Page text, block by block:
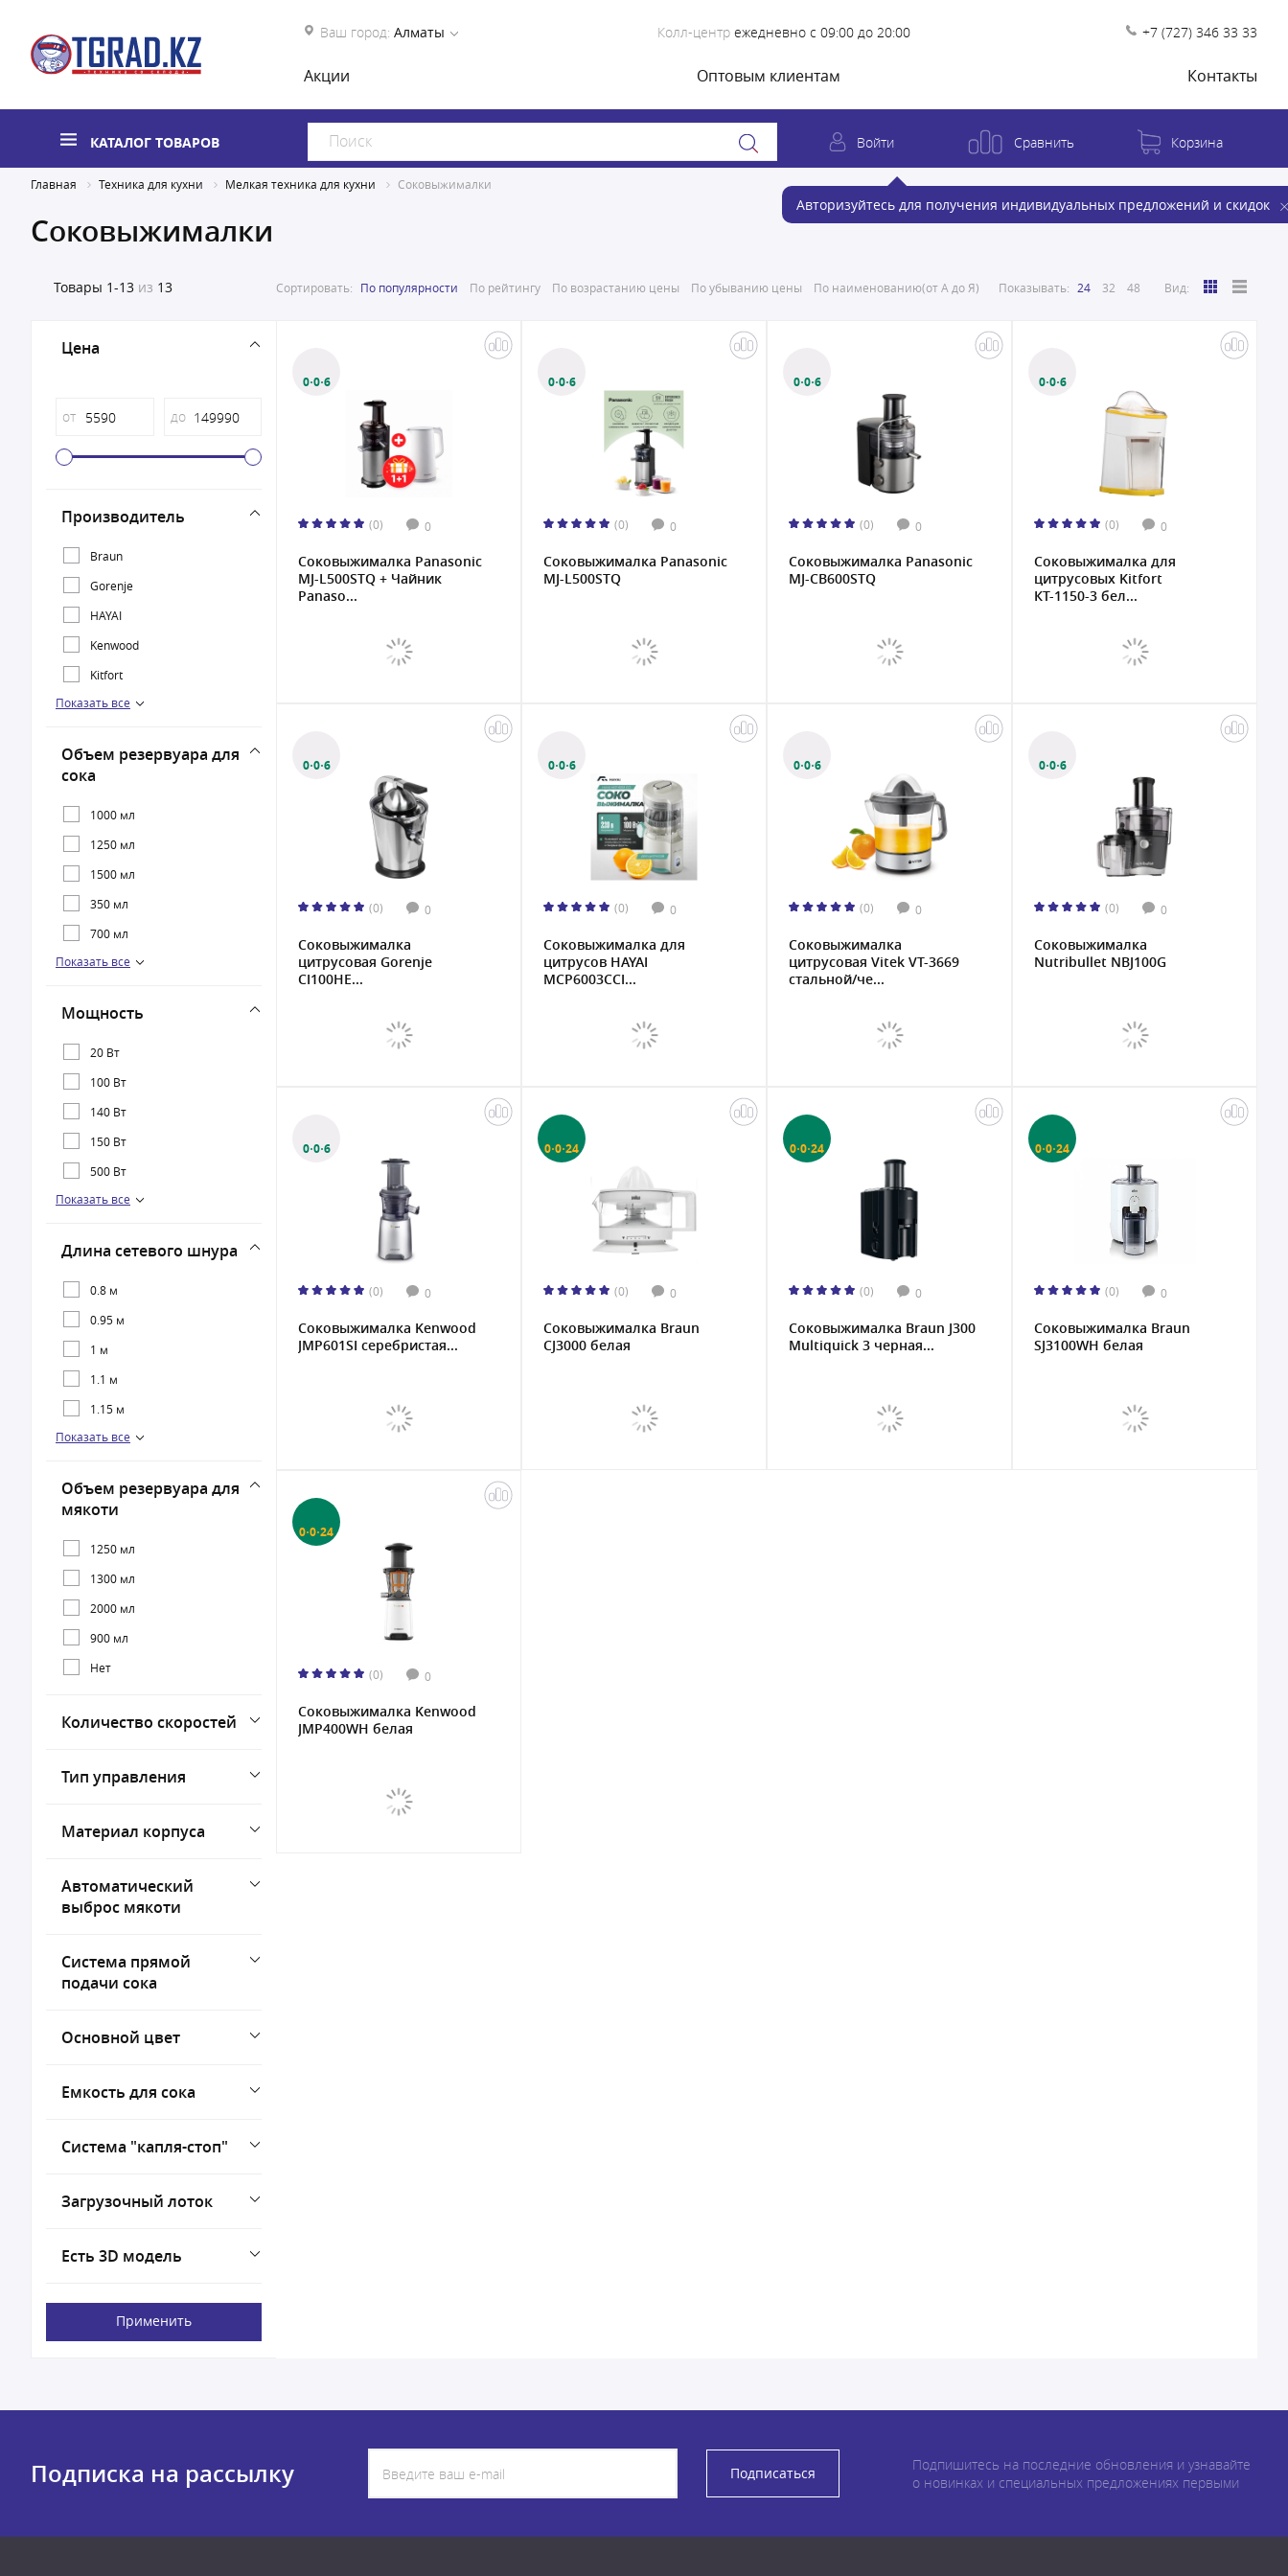
Ваш город: Алматы Колл-центр ежедневно с 09:00 до 20:00 +7 (727) 346 33 33
Акции Оптовым клиентам Контакты
КАТАЛОГ ТОВАРОВ Войти
Авторизуйтесь для получения индивидуальных предложений и скидок
Сравнить Корзина
Главная Техника для кухни Мелкая техника для кухни Соковыжималки
Соковыжималки
Товары 1-13 из 13 Сортировать: По популярности По рейтингу По возрастанию цены По убыванию цены По наименованию(от А до Я) Показывать: 24 32 48 Вид:
Цена
от до
Производитель
Braun
Gorenje
HAYAI
Kenwood
Kitfort
NUTRIBULLET
Vitek
Показать все
Объем резервуара для
сока
1000 мл
1250 мл
1500 мл
350 мл
700 мл
750 мл
Показать все
Мощность
20 Вт
100 Вт
140 Вт
150 Вт
500 Вт
800 Вт
2400 Вт
Показать все
Длина сетевого шнура
0.8 м
0.95 м
1 м
1.1 м
1.15 м
1.9 м
Показать все
Объем резервуара для
мякоти
1250 мл
1300 мл
2000 мл
900 мл
Нет
Количество скоростей
Тип управления
Материал корпуса
Автоматический
выброс мякоти
Система прямой
подачи сока
Основной цвет
Емкость для сока
Система "капля-стоп"
Загрузочный лоток
Есть 3D модель
Применить
0·0·6
(0) 0
Соковыжималка Panasonic
MJ-L500STQ + Чайник
Panaso...
0·0·6
(0) 0
Соковыжималка Panasonic
MJ-L500STQ
0·0·6
(0) 0
Соковыжималка Panasonic
MJ-CB600STQ
0·0·6
(0) 0
Соковыжималка для
цитрусовых Kitfort
КТ-1150-3 бел...
0·0·6
(0) 0
Соковыжималка
цитрусовая Gorenje
CJ100HE...
0·0·6
(0) 0
Соковыжималка для
цитрусов HAYAI
MCP6003CCJ...
0·0·6
(0) 0
Соковыжималка
цитрусовая Vitek VT-3669
стальной/че...
0·0·6
(0) 0
Соковыжималка
Nutribullet NBJ100G
0·0·6
(0) 0
Соковыжималкa Kenwood
JMP601SI серебристая...
0·0·24
(0) 0
Соковыжималкa Braun
CJ3000 белая
0·0·24
(0) 0
Соковыжималкa Braun J300
Multiquick 3 черная...
0·0·24
(0) 0
Соковыжималкa Braun
SJ3100WH белая
0·0·24
(0) 0
Соковыжималкa Kenwood
JMP400WH белая
Подписка на рассылку Подписаться
Подпишитесь на последние обновления и узнавайте
о новинках и специальных предложениях первыми